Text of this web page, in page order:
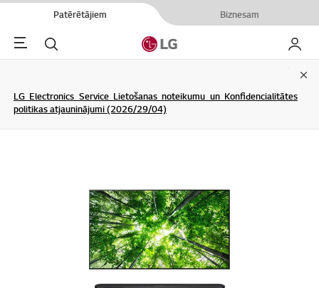
Patērētājiem Biznesam
Menu Meklēt Mans
LG Electronics Service Lietošanas noteikumu un Konfidencialitātes
politikas atjauninājumi (2026/29/04)